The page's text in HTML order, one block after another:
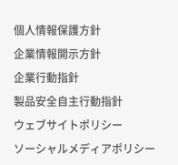
R&D
スポーツ活動支援
業績・財務・ESGデータ
株式・社債情報
個人投資家の皆様へ
サステナビリティ貢献製品
社外からの評価
サステナビリティレポート
アドバンストライフライン
イノベーティブモビリティ
ライフサイエンス
ニュース
お問い合わせ
個人情報保護方針
企業情報開示方針
企業行動指針
製品安全自主行動指針
ウェブサイトポリシー
ソーシャルメディアポリシー